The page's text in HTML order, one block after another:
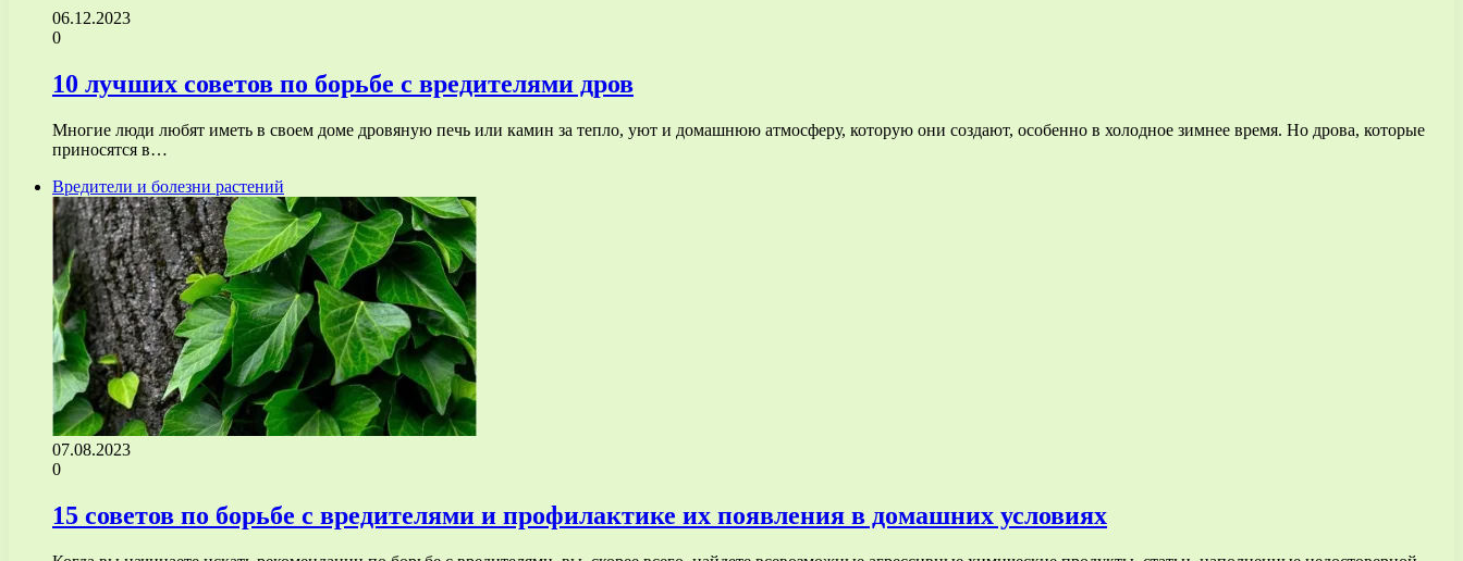
06.12.2023
0
10 лучших советов по борьбе с вредителями дров
Многие люди любят иметь в своем доме дровяную печь или камин за тепло, уют и домашнюю атмосферу, которую они создают, особенно в холодное зимнее время. Но дрова, которые
приносятся в…
Вредители и болезни растений
07.08.2023
0
15 советов по борьбе с вредителями и профилактике их появления в домашних условиях